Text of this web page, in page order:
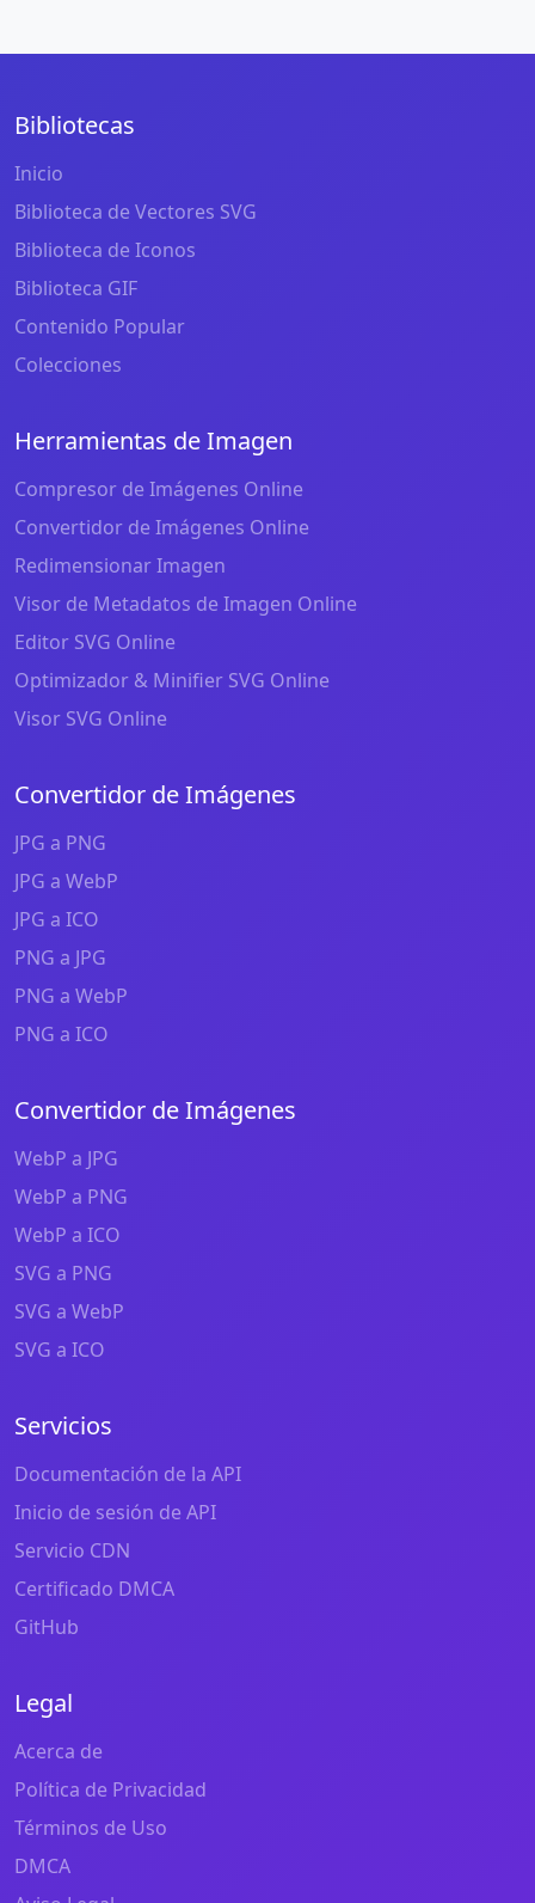
Bibliotecas
Inicio
Biblioteca de Vectores SVG
Biblioteca de Iconos
Biblioteca GIF
Contenido Popular
Colecciones
Herramientas de Imagen
Compresor de Imágenes Online
Convertidor de Imágenes Online
Redimensionar Imagen
Visor de Metadatos de Imagen Online
Editor SVG Online
Optimizador & Minifier SVG Online
Visor SVG Online
Convertidor de Imágenes
JPG a PNG
JPG a WebP
JPG a ICO
PNG a JPG
PNG a WebP
PNG a ICO
Convertidor de Imágenes
WebP a JPG
WebP a PNG
WebP a ICO
SVG a PNG
SVG a WebP
SVG a ICO
Servicios
Documentación de la API
Inicio de sesión de API
Servicio CDN
Certificado DMCA
GitHub
Legal
Acerca de
Política de Privacidad
Términos de Uso
DMCA